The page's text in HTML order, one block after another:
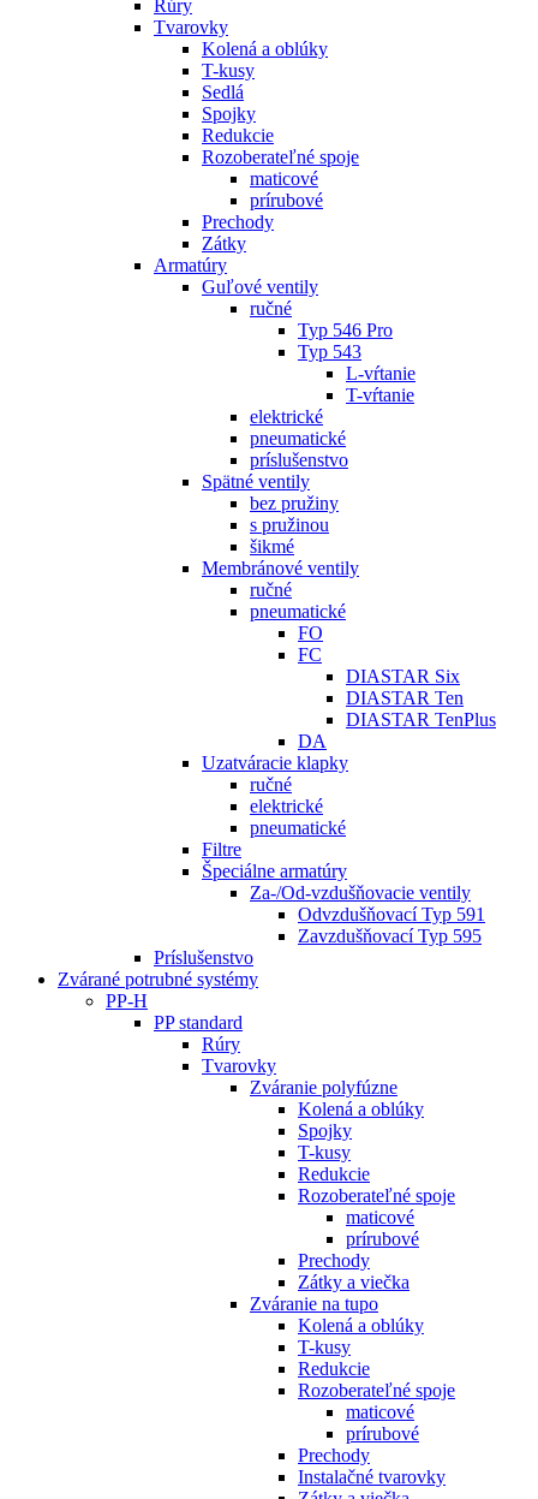
Rúry
Tvarovky
Kolená a oblúky
T-kusy
Sedlá
Spojky
Redukcie
Rozoberateľné spoje
maticové
prírubové
Prechody
Zátky
Armatúry
Guľové ventily
ručné
Typ 546 Pro
Typ 543
L-vŕtanie
T-vŕtanie
elektrické
pneumatické
príslušenstvo
Spätné ventily
bez pružiny
s pružinou
šikmé
Membránové ventily
ručné
pneumatické
FO
FC
DIASTAR Six
DIASTAR Ten
DIASTAR TenPlus
DA
Uzatváracie klapky
ručné
elektrické
pneumatické
Filtre
Špeciálne armatúry
Za-/Od-vzdušňovacie ventily
Odvzdušňovací Typ 591
Zavzdušňovací Typ 595
Príslušenstvo
Zvárané potrubné systémy
PP-H
PP standard
Rúry
Tvarovky
Zváranie polyfúzne
Kolená a oblúky
Spojky
T-kusy
Redukcie
Rozoberateľné spoje
maticové
prírubové
Prechody
Zátky a viečka
Zváranie na tupo
Kolená a oblúky
T-kusy
Redukcie
Rozoberateľné spoje
maticové
prírubové
Prechody
Instalačné tvarovky